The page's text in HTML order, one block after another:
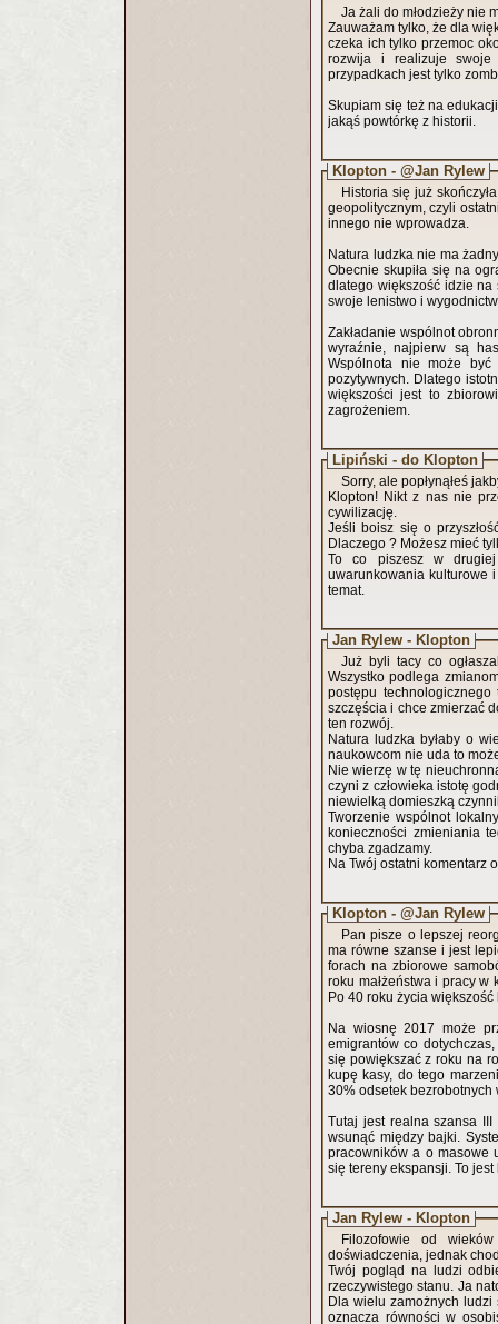
Ja żali do młodzieży nie
Zauważam tylko, że dla
czeka ich tylko przemoc
rozwija i realizuje swoje
przypadkach jest tylko
Skupiam się też na
jakąś powtórkę z historii.
Klopton - @Jan Rylew
Historia się już
geopolitycznym, czyli
innego nie wprowadza.
Natura ludzka nie ma
Obecnie skupiła się na
dlatego większość idzie na
swoje lenistwo i
Zakładanie wspólnot
wyraźnie, najpierw są
Wspólnota nie może
pozytywnych. Dlatego
większości jest to
zagrożeniem.
Lipiński - do Klopton
Sorry, ale popłynąłeś
Klopton! Nikt z nas nie
cywilizację.
Jeśli boisz się o
Dlaczego ? Możesz mieć
To co piszesz w
uwarunkowania kulturowe
temat.
Jan Rylew - Klopton
Już byli tacy co
Wszystko podlega
postępu
szczęścia i chce zmierzać
ten rozwój.
Natura ludzka byłaby o
naukowcom nie uda to
Nie wierzę w tę
czyni z człowieka istotę
niewielką domieszką
Tworzenie wspólnot
konieczności zmieniania
chyba zgadzamy.
Na Twój ostatni komentarz
Klopton - @Jan Rylew
Pan pisze o lepszej
ma równe szanse i jest
forach na zbiorowe
roku małżeństwa i pracy
Po 40 roku życia
Na wiosnę 2017 może
emigrantów co
się powiększać z roku na
kupę kasy, do tego
30% odsetek
Tutaj jest realna szansa
wsunąć między bajki.
pracowników a o masowe
się tereny ekspansji. To jest
Jan Rylew - Klopton
Filozofowie od
doświadczenia, jednak
Twój pogląd na ludzi
rzeczywistego stanu. Ja
Dla wielu zamożnych
oznacza równości w